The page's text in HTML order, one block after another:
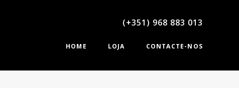
(+351) 968 883 013
HOME LOJA CONTACTE-NOS